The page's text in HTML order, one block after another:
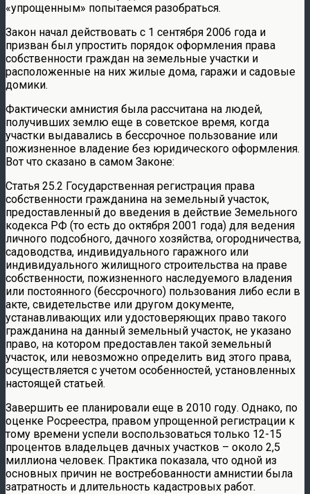
«упрощенным» попытаемся разобраться.
Закон начал действовать с 1 сентября 2006 года и
призван был упростить порядок оформления права
собственности граждан на земельные участки и
расположенные на них жилые дома, гаражи и садовые
домики.
Фактически амнистия была рассчитана на людей,
получивших землю еще в советское время, когда
участки выдавались в бессрочное пользование или
пожизненное владение без юридического оформления.
Вот что сказано в самом Законе:
Статья 25.2 Государственная регистрация права
собственности гражданина на земельный участок,
предоставленный до введения в действие Земельного
кодекса РФ (то есть до октября 2001 года) для ведения
личного подсобного, дачного хозяйства, огородничества,
садоводства, индивидуального гаражного или
индивидуального жилищного строительства на праве
собственности, пожизненного наследуемого владения
или постоянного (бессрочного) пользования либо если в
акте, свидетельстве или другом документе,
устанавливающих или удостоверяющих право такого
гражданина на данный земельный участок, не указано
право, на котором предоставлен такой земельный
участок, или невозможно определить вид этого права,
осуществляется с учетом особенностей, установленных
настоящей статьей.
Завершить ее планировали еще в 2010 году. Однако, по
оценке Росреестра, правом упрощенной регистрации к
тому времени успели воспользоваться только 12-15
процентов владельцев дачных участков – около 2,5
миллиона человек. Практика показала, что одной из
основных причин не востребованности амнистии была
затратность и длительность кадастровых работ.